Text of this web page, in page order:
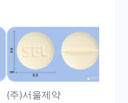
(주)서울제약